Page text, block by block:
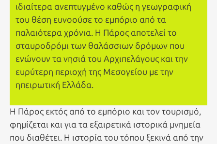
ιδιαίτερα ανεπτυγμένο καθώς η γεωγραφική
του θέση ευνοούσε το εμπόριο από τα
παλαιότερα χρόνια. Η Πάρος αποτελεί το
σταυροδρόμι των θαλάσσιων δρόμων που
ενώνουν τα νησιά του Αρχιπελάγους και την
ευρύτερη περιοχή της Μεσογείου με την
ηπειρωτική Ελλάδα.
Η Πάρος εκτός από το εμπόριο και τον τουρισμό,
φημίζεται και για τα εξαιρετικά ιστορικά μνημεία
που διαθέτει. Η ιστορία του τόπου ξεκινά από την